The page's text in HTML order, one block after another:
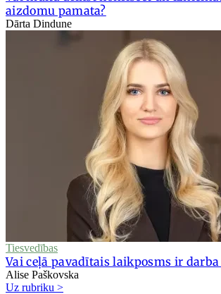
aizdomu pamata?
Dārta Dindune
Tiesvedības
Vai ceļā pavadītais laikposms ir
Alise Paškovska
Uz rubriku >